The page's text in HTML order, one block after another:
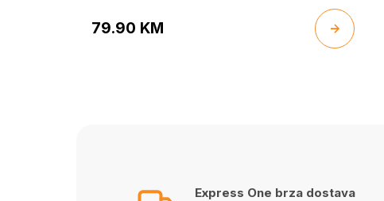
79.90 KM
Express One brza dostava